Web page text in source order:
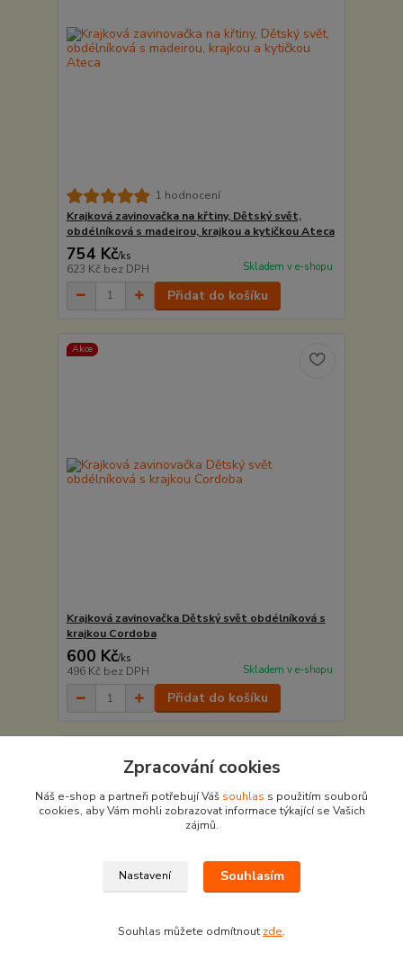
1 hodnocení
Krajková zavinovačka na křtiny, Dětský svět,
obdélníková s madeirou, krajkou a kytičkou Ateca
754 Kč/ks
623 Kč bez DPH Skladem v e-shopu
Přidat do košíku
Akce
Krajková zavinovačka Dětský svět obdélníková s
krajkou Cordoba
600 Kč/ks
496 Kč bez DPH Skladem v e-shopu
Přidat do košíku
Zpracování cookies
Náš e-shop a partneři potřebují Váš souhlas s použitím souborů
cookies, aby Vám mohli zobrazovat informace týkající se Vašich
zájmů.
Nastavení Souhlasím
Souhlas můžete odmítnout zde.